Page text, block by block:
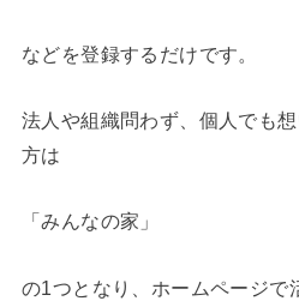
などを登録するだけです。
法人や組織問わず、個人でも
方は
「みんなの家」
の1つとなり、ホームページで